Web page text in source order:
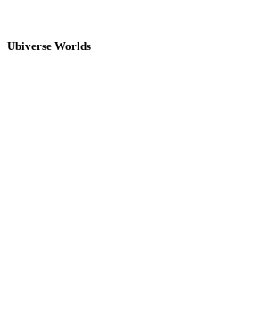
Ubiverse Worlds